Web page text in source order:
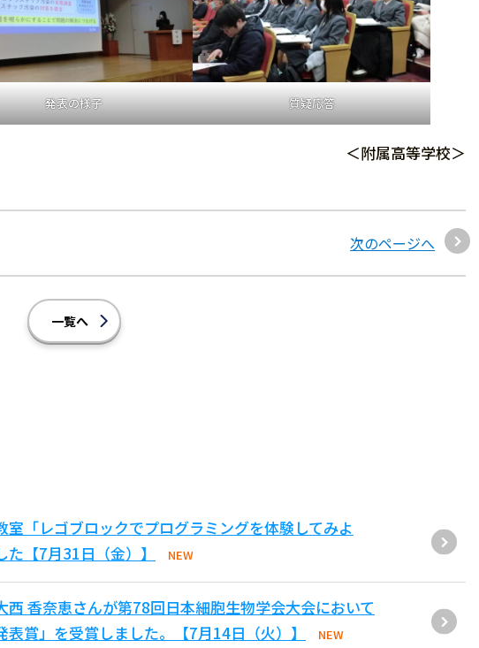
発表の様子 質疑応答
＜附属高等学校＞
次のページへ
一覧へ
室「レゴブロックでプログラミングを体験してみよ
【7月31日（金）】
NEW
西 香奈恵さんが第78回日本細胞生物学会大会において
表賞」を受賞しました。【7月14日（火）】
NEW